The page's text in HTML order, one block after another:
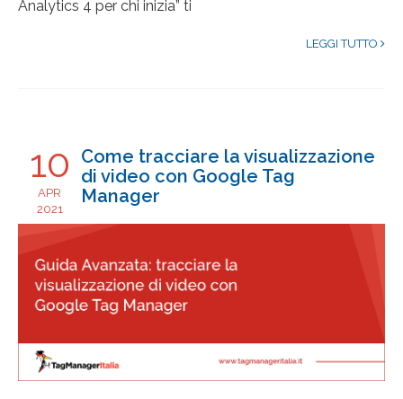
Analytics 4 per chi inizia” ti
LEGGI TUTTO
10
APR
2021
Come tracciare la visualizzazione
di video con Google Tag
Manager